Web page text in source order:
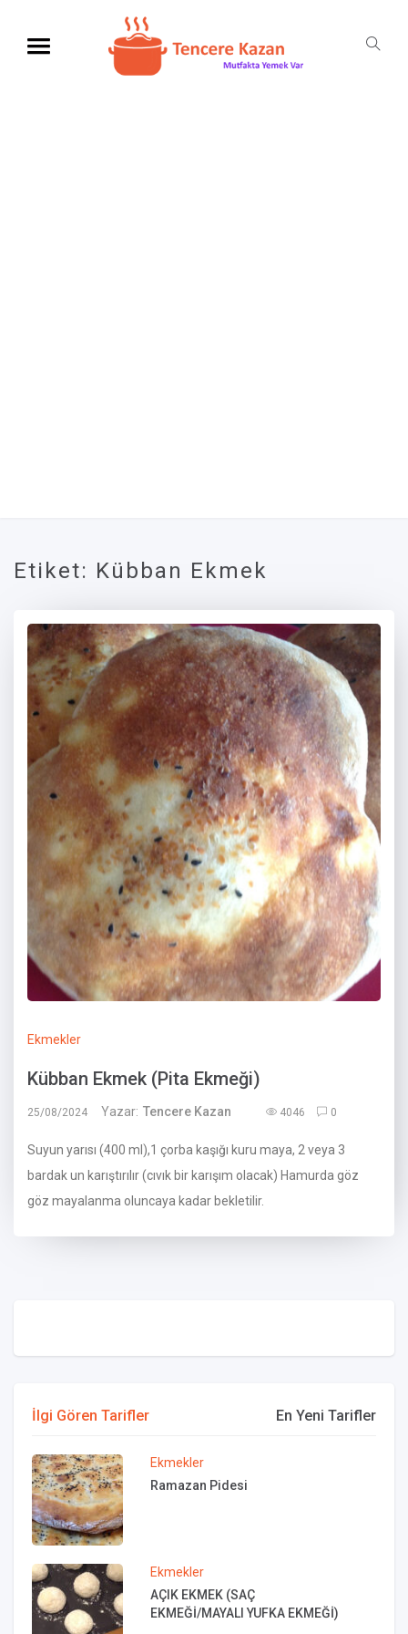
Etiket: Kübban Ekmek
Ekmekler
Kübban Ekmek (Pita Ekmeği)
25/08/2024 Yazar: Tencere Kazan 4046 0
Suyun yarısı (400 ml),1 çorba kaşığı kuru maya, 2 veya 3
bardak un karıştırılır (cıvık bir karışım olacak) Hamurda göz
göz mayalanma oluncaya kadar bekletilir.
İlgi Gören Tarifler En Yeni Tarifler
Ekmekler
Ramazan Pidesi
Ekmekler
AÇIK EKMEK (SAÇ
EKMEĞİ/MAYALI YUFKA EKMEĞİ)